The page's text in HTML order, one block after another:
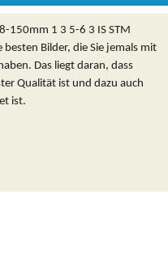
150mm 1 3 5-6 3 IS STM
besten Bilder, die Sie jemals mit
Das liegt daran, dass
Qualität ist und dazu auch
ist.